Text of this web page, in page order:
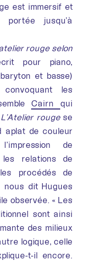
est immersif et
portée jusqu’à
rouge selon
pour piano,
et basse)
les
Cairn qui
L’Atelier rougese
aplat de couleur
de
relations de
procédés de
nous dit Hugues
observée. « Les
sont ainsi
des milieux
logique, celle
t-il encore.